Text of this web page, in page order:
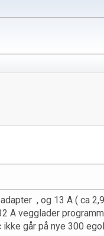
, og 13 A ( ca
A vegglader
går på nye 300